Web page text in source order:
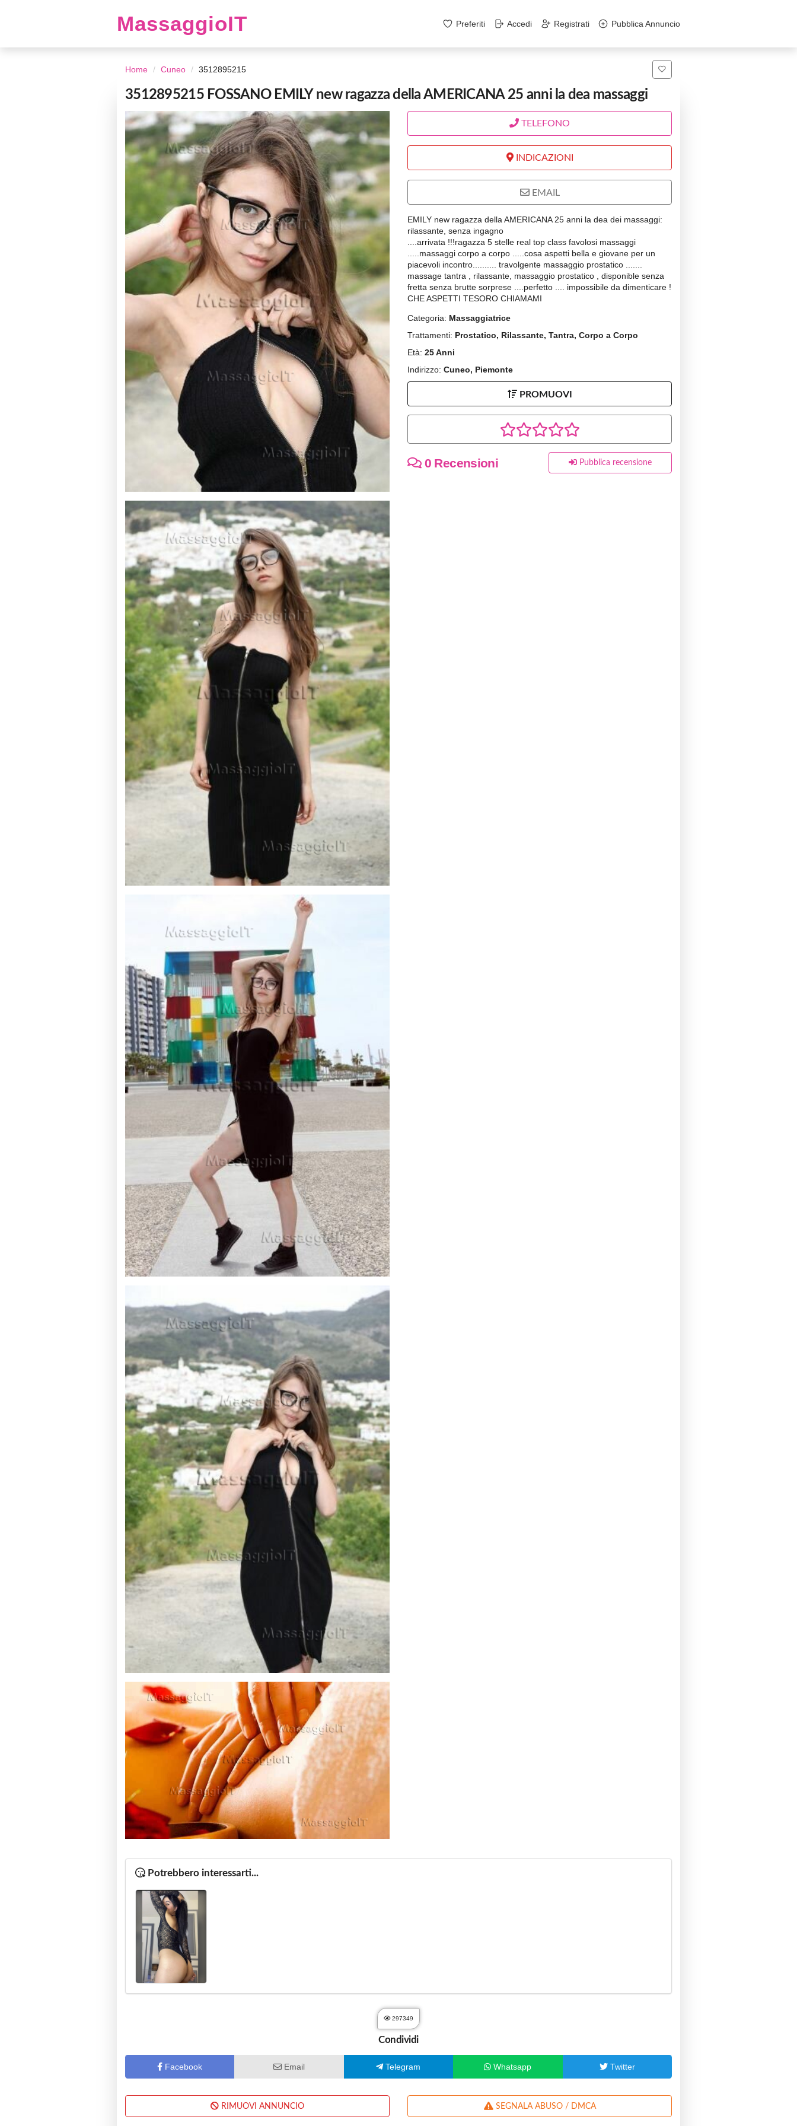
MassaggioIT Preferiti Accedi Registrati Pubblica Annuncio
Home Cuneo 3512895215
3512895215 FOSSANO EMILY new ragazza della AMERICANA 25 anni la dea massaggi
TELEFONO
INDICAZIONI
EMAIL
EMILY new ragazza della AMERICANA 25 anni la dea dei massaggi:
rilassante, senza ingagno
....arrivata !!!ragazza 5 stelle real top class favolosi massaggi
.....massaggi corpo a corpo .....cosa aspetti bella e giovane per un
piacevoli incontro.......... travolgente massaggio prostatico .......
massage tantra , rilassante, massaggio prostatico , disponible senza
fretta senza brutte sorprese ....perfetto .... impossibile da dimenticare !
CHE ASPETTI TESORO CHIAMAMI
Categoria: Massaggiatrice
Trattamenti: Prostatico, Rilassante, Tantra, Corpo a Corpo
Età: 25 Anni
Indirizzo: Cuneo, Piemonte
PROMUOVI
0 Recensioni Pubblica recensione
Potrebbero interessarti...
297349
Condividi
Facebook Email Telegram Whatsapp Twitter
RIMUOVI ANNUNCIO SEGNALA ABUSO / DMCA